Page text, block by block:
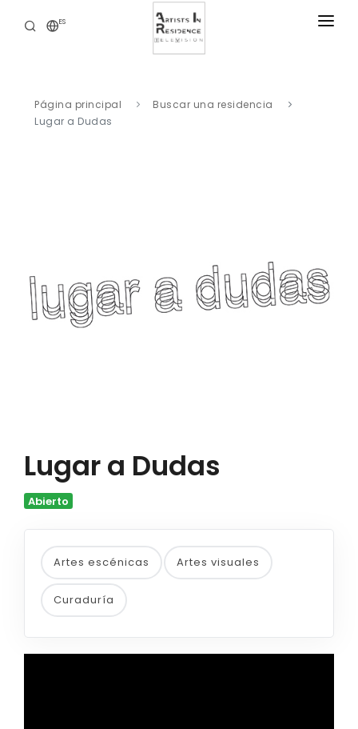
ES
BIBLIOTECA DIGITAL
Página principal
Buscar una residencia
Lugar a Dudas
Lugar a Dudas
Abierto
Artes escénicas Artes visuales
Curaduría